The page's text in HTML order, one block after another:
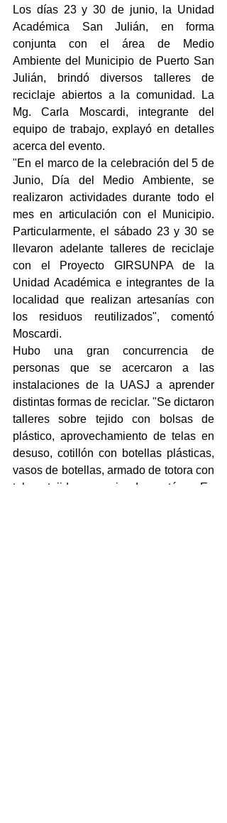
Los días 23 y 30 de junio, la Unidad
Académica San Julián, en forma
conjunta con el área de Medio
Ambiente del Municipio de Puerto San
Julián, brindó diversos talleres de
reciclaje abiertos a la comunidad. La
Mg. Carla Moscardi, integrante del
equipo de trabajo, explayó en detalles
acerca del evento.
"En el marco de la celebración del 5 de
Junio, Día del Medio Ambiente, se
realizaron actividades durante todo el
mes en articulación con el Municipio.
Particularmente, el sábado 23 y 30 se
llevaron adelante talleres de reciclaje
con el Proyecto GIRSUNPA de la
Unidad Académica e integrantes de la
localidad que realizan artesanías con
los residuos reutilizados", comentó
Moscardi.
Hubo una gran concurrencia de
personas que se acercaron a las
instalaciones de la UASJ a aprender
distintas formas de reciclar. "Se dictaron
talleres sobre tejido con bolsas de
plástico, aprovechamiento de telas en
desuso, cotillón con botellas plásticas,
vasos de botellas, armado de totora con
telas, tejido en caja de cartón... En